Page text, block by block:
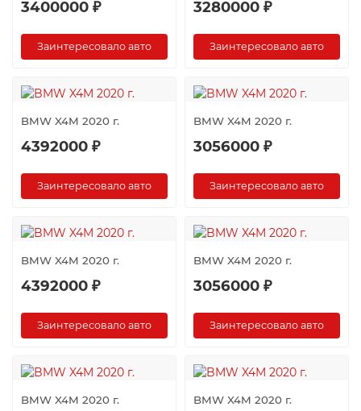
3400000 ₽
Заинтересовало авто
3280000 ₽
Заинтересовало авто
BMW X4M 2020 г.
4392000 ₽
Заинтересовало авто
BMW X4M 2020 г.
3056000 ₽
Заинтересовало авто
BMW X4M 2020 г.
4392000 ₽
Заинтересовало авто
BMW X4M 2020 г.
3056000 ₽
Заинтересовало авто
BMW X4M 2020 г. BMW X4M 2020 г.